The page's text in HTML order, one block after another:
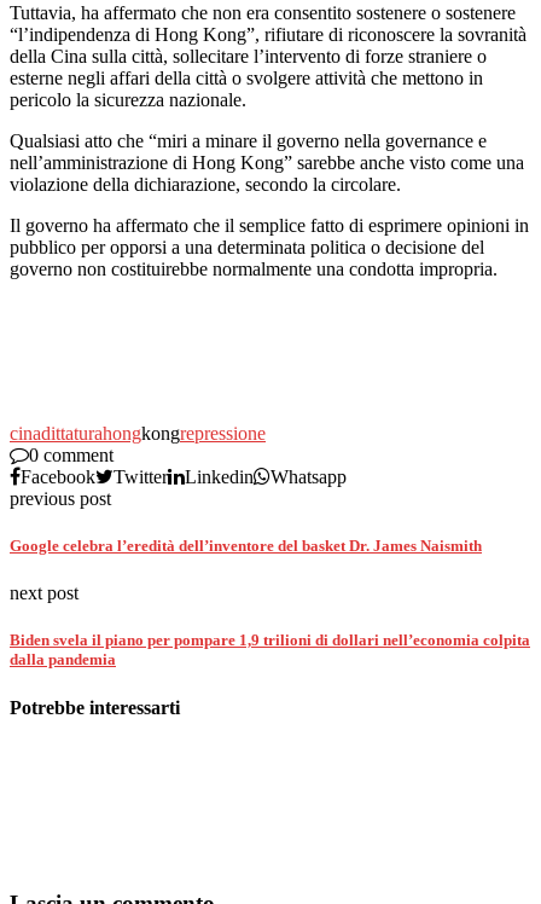
Tuttavia, ha affermato che non era consentito sostenere o sostenere
“l’indipendenza di Hong Kong”, rifiutare di riconoscere la sovranità
della Cina sulla città, sollecitare l’intervento di forze straniere o
esterne negli affari della città o svolgere attività che mettono in
pericolo la sicurezza nazionale.
Qualsiasi atto che “miri a minare il governo nella governance e
nell’amministrazione di Hong Kong” sarebbe anche visto come una
violazione della dichiarazione, secondo la circolare.
Il governo ha affermato che il semplice fatto di esprimere opinioni in
pubblico per opporsi a una determinata politica o decisione del
governo non costituirebbe normalmente una condotta impropria.
cinadittaturahongkongrepressione
0 comment
Facebook
Twitter Linkedin
Whatsapp
previous post
Google celebra l’eredità dell’inventore del basket Dr. James Naismith
next post
Biden svela il piano per pompare 1,9 trilioni di dollari nell’economia colpita
dalla pandemia
Potrebbe interessarti